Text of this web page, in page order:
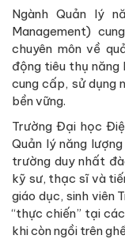
Ngành Quản lý
Management)
chuyên môn về
động tiêu thụ
cung cấp, sử dụng
bền vững.
Trường Đại học
Quản lý năng
trường duy nhất
kỹ sư, thạc sĩ và
giáo dục, sinh viên
“thực chiến” tại
khi còn ngồi trên